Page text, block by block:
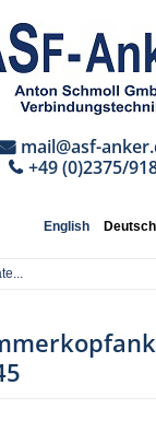
mail@asf-
+49 (0)2375/
English Deutsch